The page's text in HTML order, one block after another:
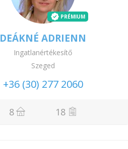
PRÉMIUM
DEÁKNÉ ADRIENN
Ingatlanértékesítő
Szeged
+36 (30) 277 2060
8 18